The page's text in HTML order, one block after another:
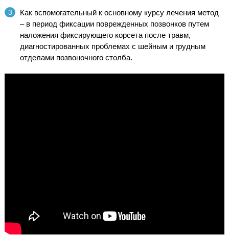
Как вспомогательный к основному курсу лечения метод
– в период фиксации поврежденных позвонков путем
наложения фиксирующего корсета после травм,
диагностированных проблемах с шейным и грудным
отделами позвоночного столба.